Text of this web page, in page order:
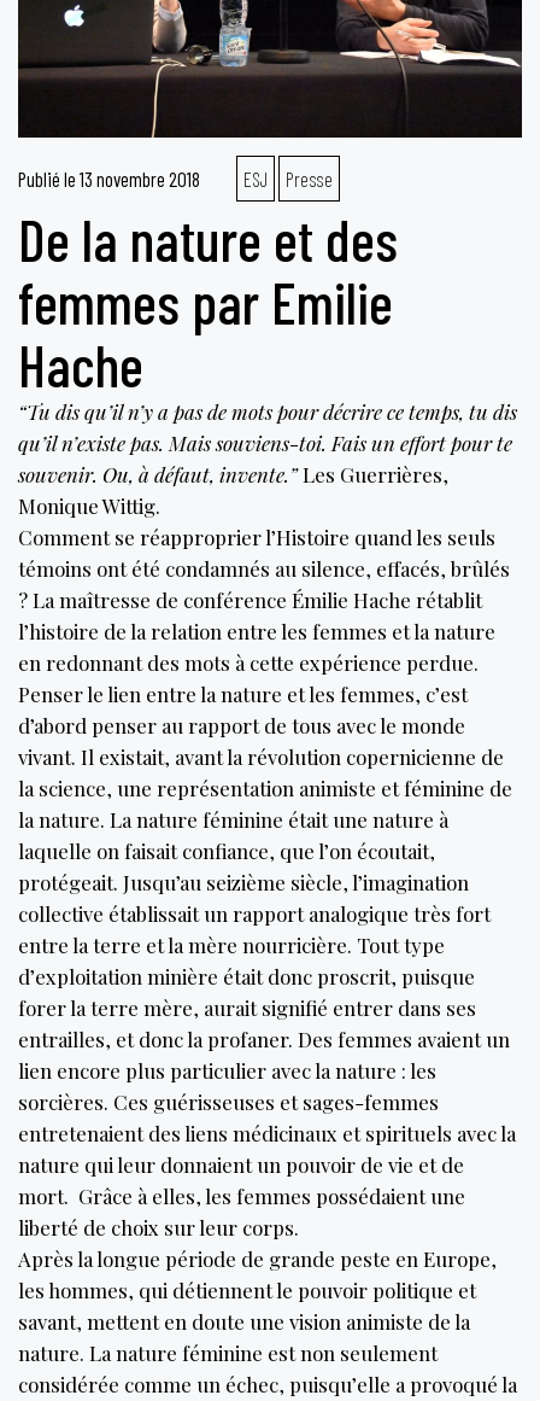
Publié le 13 novembre 2018 ESJ Presse
De la nature et des
femmes par Emilie
Hache
“Tu dis qu’il n’y a pas de mots pour décrire ce temps, tu dis
qu’il n’existe pas. Mais souviens-toi. Fais un effort pour te
souvenir. Ou, à défaut, invente.”Les Guerrières,
Monique Wittig.
Comment se réapproprier l’Histoire quand les seuls
témoins ont été condamnés au silence, effacés, brûlés
? La maîtresse de conférence Émilie Hache rétablit
l’histoire de la relation entre les femmes et la nature
en redonnant des mots à cette expérience perdue.
Penser le lien entre la nature et les femmes, c’est
d’abord penser au rapport de tous avec le monde
vivant. Il existait, avant la révolution copernicienne de
la science, une représentation animiste et féminine de
la nature. La nature féminine était une nature à
laquelle on faisait confiance, que l’on écoutait,
protégeait. Jusqu’au seizième siècle, l’imagination
collective établissait un rapport analogique très fort
entre la terre et la mère nourricière. Tout type
d’exploitation minière était donc proscrit, puisque
forer la terre mère, aurait signifié entrer dans ses
entrailles, et donc la profaner. Des femmes avaient un
lien encore plus particulier avec la nature : les
sorcières. Ces guérisseuses et sages-femmes
entretenaient des liens médicinaux et spirituels avec la
nature qui leur donnaient un pouvoir de vie et de
mort. Grâce à elles, les femmes possédaient une
liberté de choix sur leur corps.
Après la longue période de grande peste en Europe,
les hommes, qui détiennent le pouvoir politique et
savant, mettent en doute une vision animiste de la
nature. La nature féminine est non seulement
considérée comme un échec, puisqu’elle a provoqué la